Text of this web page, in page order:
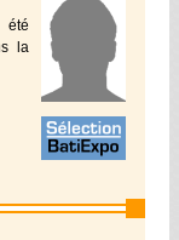
la